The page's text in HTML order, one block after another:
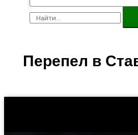
Перепел в